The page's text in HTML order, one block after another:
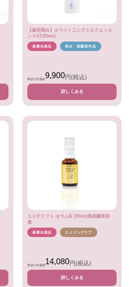
【薬用美白】ホワイトニングミルクエッセ
ンスAT(50ml)
基礎化粧品 美白・医薬部外品
希望小売価格9,900円(税込)
詳しくみる
エステリフト セラムB (30ml)美肌菌美容
液
基礎化粧品 エイジングケア
希望小売価格14,080円(税込)
詳しくみる